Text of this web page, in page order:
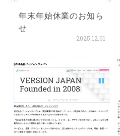
年末年始休業のお知ら
せ
2025.12.01